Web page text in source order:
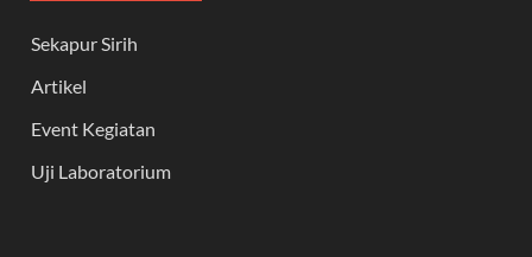
Sekapur Sirih
Artikel
Event Kegiatan
Uji Laboratorium